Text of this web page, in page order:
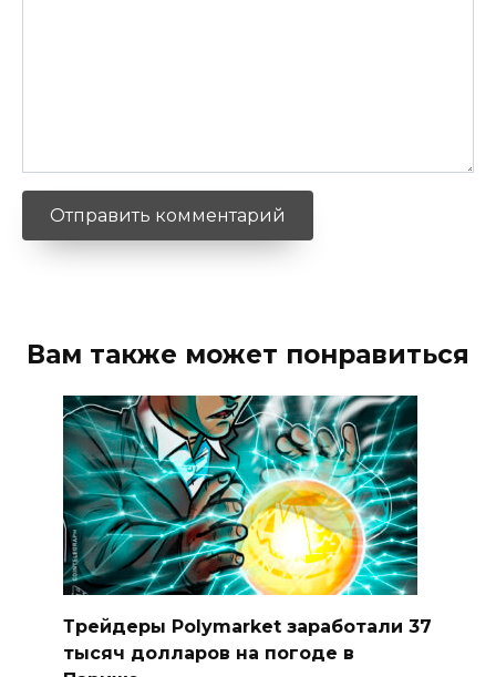
Вам также может понравиться
Трейдеры Polymarket заработали 37
тысяч долларов на погоде в